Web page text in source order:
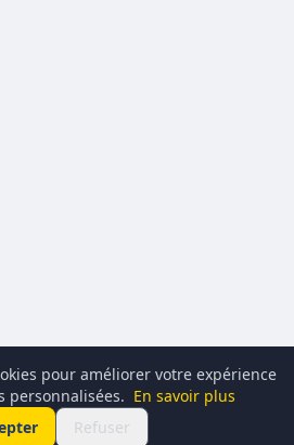
pour améliorer votre expérience
personnalisées. En savoir plus
Refuser